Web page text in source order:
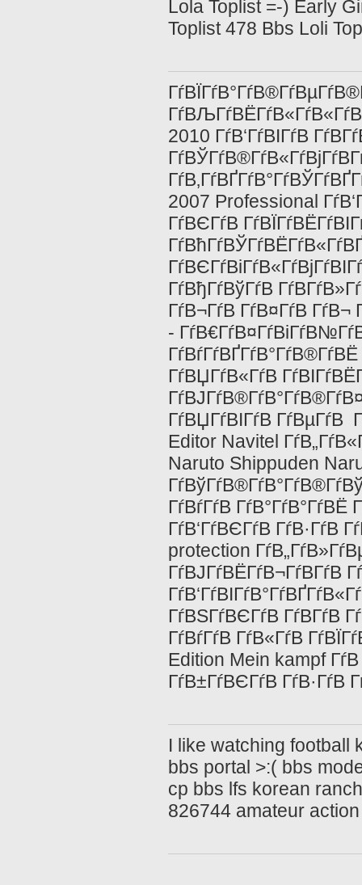
Lola Toplist =-) Early
Toplist 478 Bbs Loli
2010 ГѓВ‘ГѓВІГѓВ
2007 Professional
ГѓВЄГѓВ
ГѓВђГѓВўГѓВ
ГѓВ¬ГѓВ ГѓВ¤ГѓВ ГѓВ¬
-
ГѓВЏГѓВ«ГѓВ
ГѓВЏГѓВІГѓВ ГѓВµГѓВ
Editor Navitel
Naruto Shippuden
ГѓВѓГѓВ ГѓВ°ГѓВ°ГѓВЁ
ГѓВ‘ГѓВЄГѓВ ГѓВ·ГѓВ
protection
ГѓВЈГѓВЁГѓВ¬ГѓВ­ГѓВ
ГѓВЅГѓВЄГѓВ ГѓВ­ГѓВ
ГѓВѓГѓВ ГѓВ«ГѓВ
Edition Mein kampf
ГѓВ±ГѓВЄГѓВ ГѓВ·ГѓВ
I like watching football
bbs portal >:( bbs
cp bbs lfs korean
826744 amateur